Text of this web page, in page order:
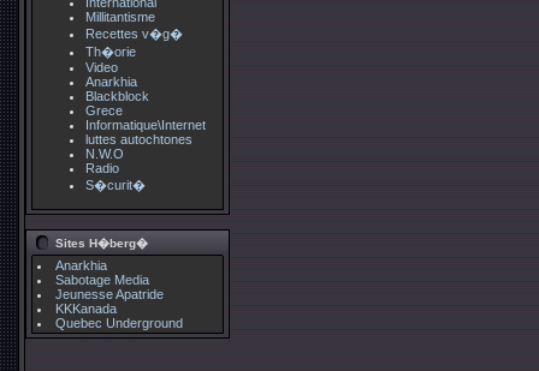
Millitantisme
Recettes v�g�
Th�orie
Video
Anarkhia
Blackblock
Grece
Informatique\Internet
luttes autochtones
N.W.O
Radio
S�curit�
Sites H�berg�
Anarkhia
Sabotage Media
Jeunesse Apatride
KKKanada
Quebec Underground